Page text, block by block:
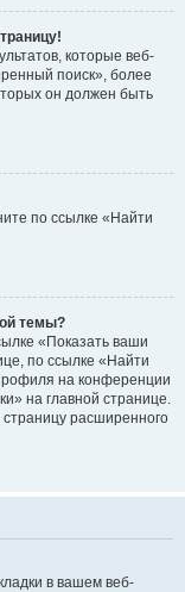
которые веб-
поиск», более
он должен быть
по ссылке «Найти
темы?
«Показать ваши
по ссылке «Найти
на конференции
на главной странице.
расширенного
в вашем веб-